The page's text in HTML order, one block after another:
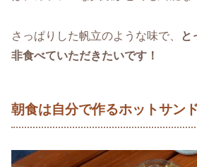
さっぱりした帆立のような味で、
と
非食べていただきたいです！
朝食は自分で作るホットサン